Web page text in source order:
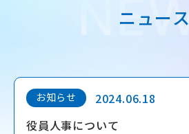
ニ ュース
お知らせ
2024.06.18
役員人事について